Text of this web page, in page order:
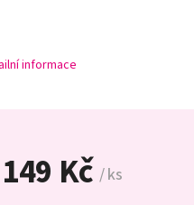
149 Kč / ks
informace